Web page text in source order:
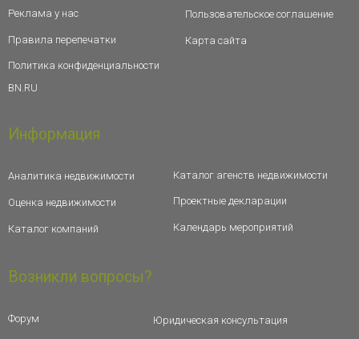
Реклама у нас
Правила перепечатки
Политика конфиденциальности
BN.RU
Пользовательское соглашение
Карта сайта
Информация
Аналитика недвижимости
Оценка недвижимости
Каталог компаний
Каталог агенств недвижимости
Проектные декларации
Календарь мероприятий
Возникли вопросы?
Форум Юридическая консультация